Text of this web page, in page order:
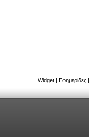
Widget| Εφημερίδες|